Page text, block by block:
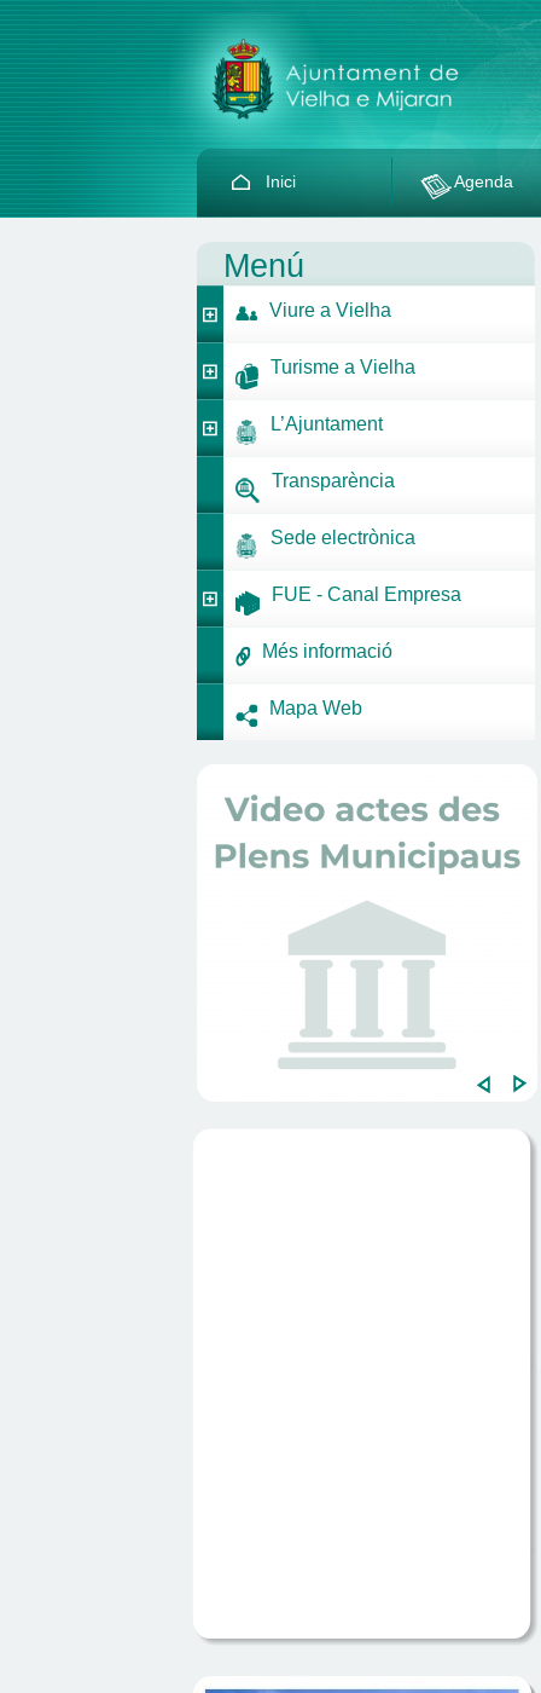
Inici Agenda
Menú
Viure a Vielha
Turisme a Vielha
L’Ajuntament
Transparència
Sede electrònica
FUE - Canal Empresa
Més informació
Mapa Web